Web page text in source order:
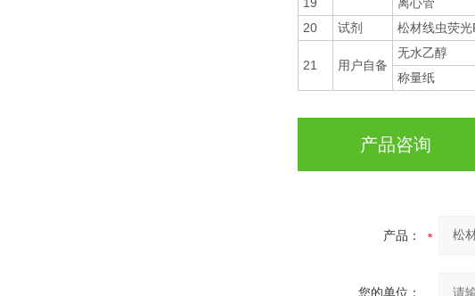
20
试剂 松材线虫荧
21 用户自备
无水乙醇
称量纸
产品咨询
产品：
您的单位：